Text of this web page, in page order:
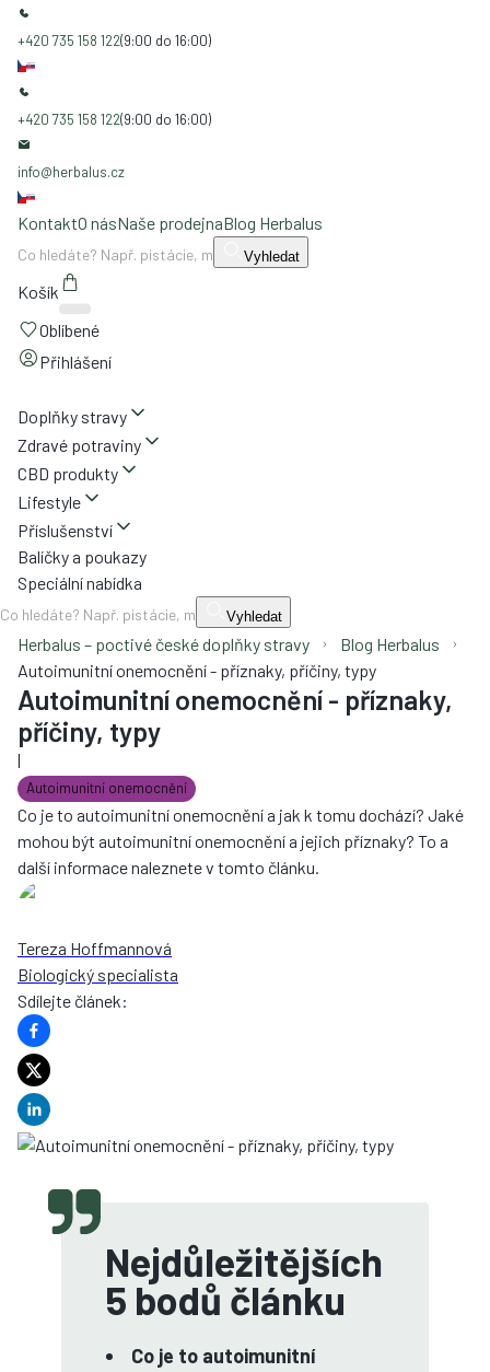
+420 735 158 122(9:00 do 16:00)
+420 735 158 122(9:00 do 16:00)
info@herbalus.cz
KontaktO násNaše prodejnaBlog Herbalus
Vyhledat
Košík
Oblíbené
Přihlášení
Doplňky stravy
Zdravé potraviny
CBD produkty
Lifestyle
Příslušenství
Balíčky a poukazy
Speciální nabídka
Vyhledat
Herbalus – poctivé české doplňky stravy
Blog Herbalus
Autoimunitní onemocnění - příznaky, příčiny, typy
Autoimunitní onemocnění - příznaky,
příčiny, typy
|
Autoimunitní onemocnění
Co je to autoimunitní onemocnění a jak k tomu dochází? Jaké
mohou být autoimunitní onemocnění a jejich příznaky? To a
další informace naleznete v tomto článku.
Tereza Hoffmannová
Biologický specialista
Sdílejte článek:
Nejdůležitějších
5 bodů článku
Co je to autoimunitní